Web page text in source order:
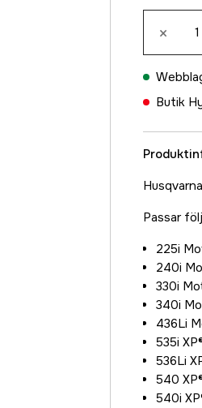
×
Butik
Passar
225i
240i
330i
340i
436Li
535i
536Li
540
540i